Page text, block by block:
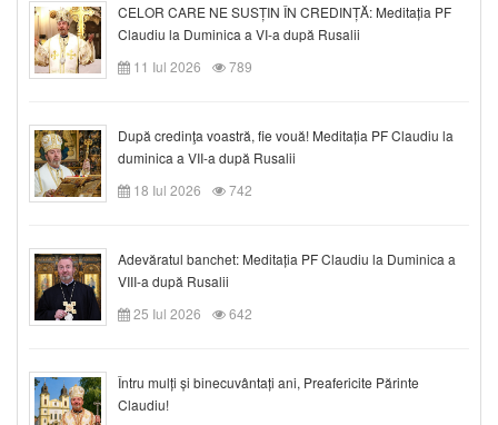
CELOR CARE NE SUSȚIN ÎN CREDINȚĂ: Meditația PF
Claudiu la Duminica a VI-a după Rusalii
11 Iul 2026
789
După credinţa voastră, fie vouă! Meditația PF Claudiu la
duminica a VII-a după Rusalii
18 Iul 2026
742
Adevăratul banchet: Meditația PF Claudiu la Duminica a
VIII-a după Rusalii
25 Iul 2026
642
Întru mulți și binecuvântați ani, Preafericite Părinte
Claudiu!